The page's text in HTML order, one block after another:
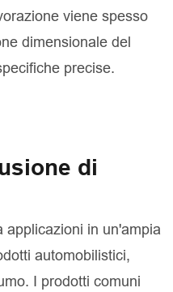
viene spesso
dimensionale del
precise.
di
applicazioni in un'ampia
automobilistici,
I prodotti comuni